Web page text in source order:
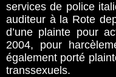
services de police
auditeur à la Rote
d’une plainte pour
2004, pour
également porté
transsexuels.